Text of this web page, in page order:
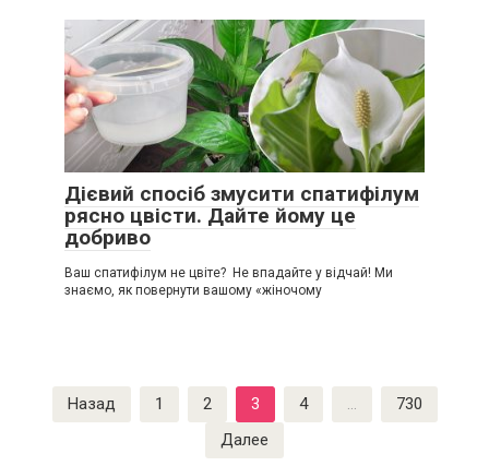
Дієвий спосіб змусити спатифілум
рясно цвісти. Дайте йому це
добриво
Ваш спатифілум не цвіте? Не впадайте у відчай! Ми
знаємо, як повернути вашому «жіночому
Пагинация
записей
Назад 1 2 3 4 …
730
Далее